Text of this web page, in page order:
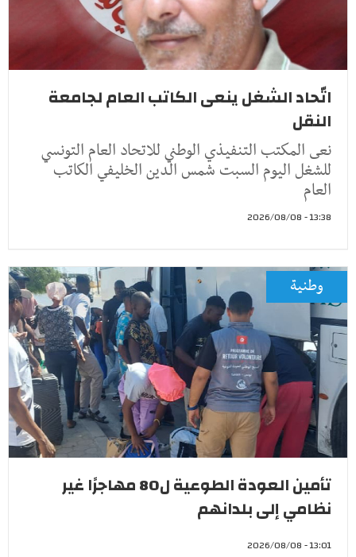
اتّحاد الشغل ينعى الكاتب العام لجامعة
النقل
نعى المكتب التنفيذي الوطني للاتحاد العام التونسي
للشغل اليوم السبت شمس الدين الخليفي الكاتب
العام
13:38 - 2026/08/08
وطنية
تأمين العودة الطوعية ل80 مهاجرًا غير
نظامي إلى بلدانهم
13:01 - 2026/08/08